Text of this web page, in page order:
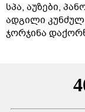
სპა, აუზები,
ადგილი
ჯორჯინა